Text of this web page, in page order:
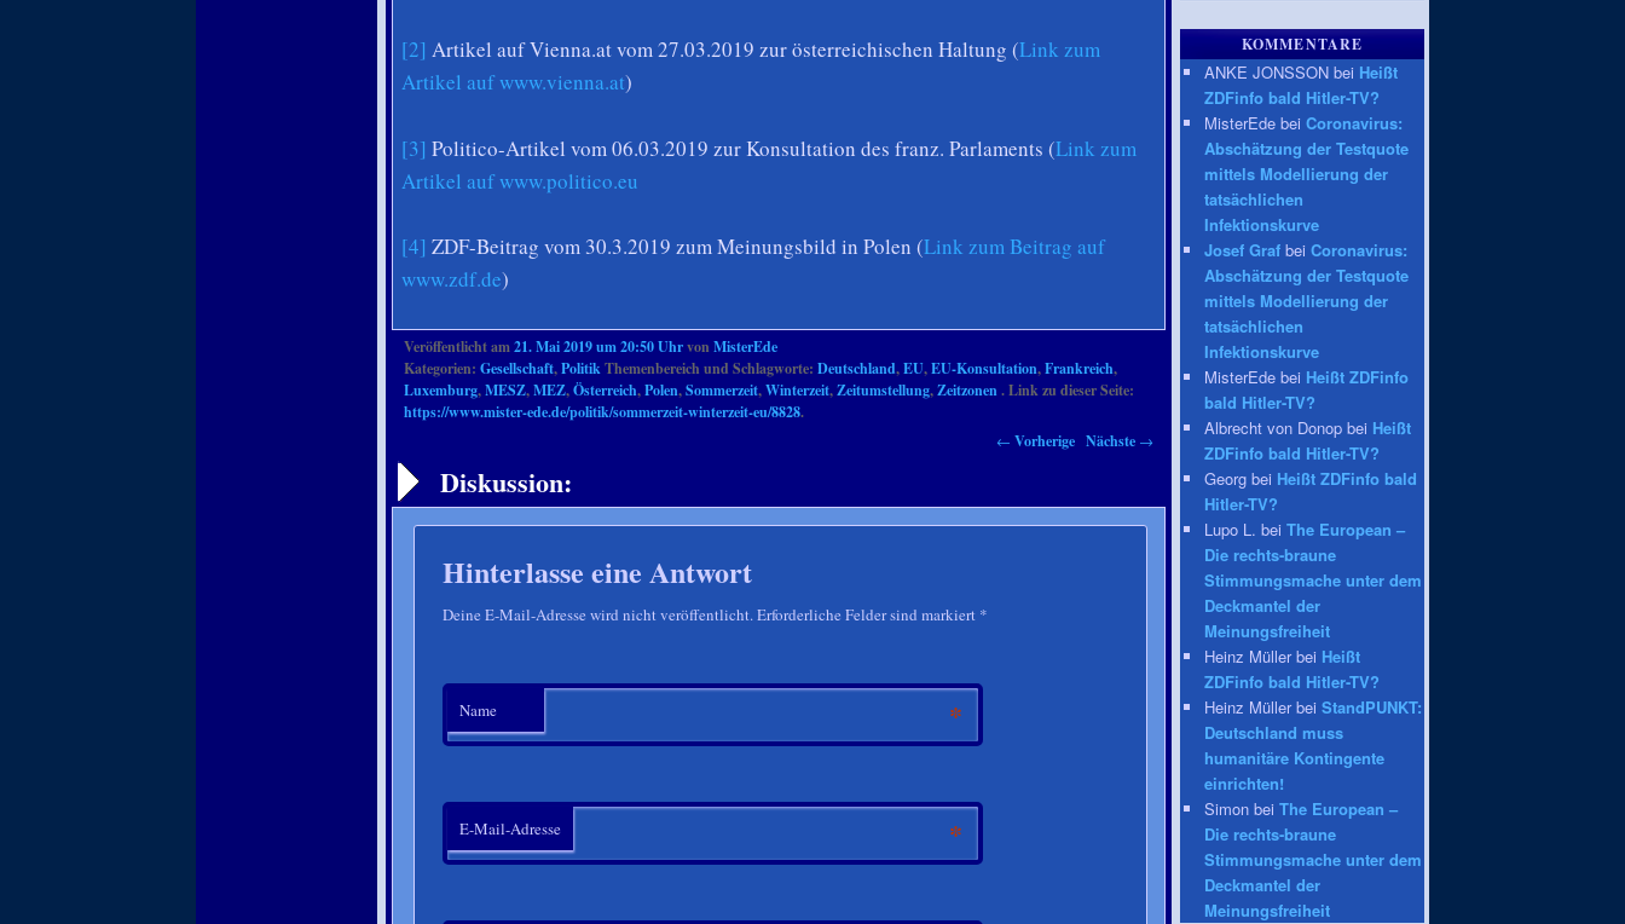
[2] Artikel auf Vienna.at vom 27.03.2019 zur österreichischen Haltung (Link zum
Artikel auf www.vienna.at)
[3] Politico-Artikel vom 06.03.2019 zur Konsultation des franz. Parlaments (Link zum
Artikel auf www.politico.eu
[4] ZDF-Beitrag vom 30.3.2019 zum Meinungsbild in Polen (Link zum Beitrag auf
www.zdf.de)
Veröffentlicht am21. Mai 2019 um 20:50 Uhrvon MisterEde
Kategorien: Gesellschaft,PolitikThemenbereich und Schlagworte: Deutschland,EU,EU-Konsultation,Frankreich,
Luxemburg,MESZ,MEZ,Österreich,Polen,Sommerzeit,Winterzeit,Zeitumstellung,Zeitzonen. Link zu dieser Seite:
https://www.mister-ede.de/politik/sommerzeit-winterzeit-eu/8828.
← Vorherige Nächste →
Diskussion:
Hinterlasse eine Antwort
Deine E-Mail-Adresse wird nicht veröffentlicht. Erforderliche Felder sind markiert *
Name *
E-Mail-Adresse *
KOMMENTARE
ANKE JONSSON bei Heißt
ZDFinfo bald Hitler-TV?
MisterEde bei Coronavirus:
Abschätzung der Testquote
mittels Modellierung der
tatsächlichen
Infektionskurve
Josef Graf bei Coronavirus:
Abschätzung der Testquote
mittels Modellierung der
tatsächlichen
Infektionskurve
MisterEde bei Heißt ZDFinfo
bald Hitler-TV?
Albrecht von Donop bei Heißt
ZDFinfo bald Hitler-TV?
Georg bei Heißt ZDFinfo bald
Hitler-TV?
Lupo L. bei The European –
Die rechts-braune
Stimmungsmache unter dem
Deckmantel der
Meinungsfreiheit
Heinz Müller bei Heißt
ZDFinfo bald Hitler-TV?
Heinz Müller bei StandPUNKT:
Deutschland muss
humanitäre Kontingente
einrichten!
Simon bei The European –
Die rechts-braune
Stimmungsmache unter dem
Deckmantel der
Meinungsfreiheit